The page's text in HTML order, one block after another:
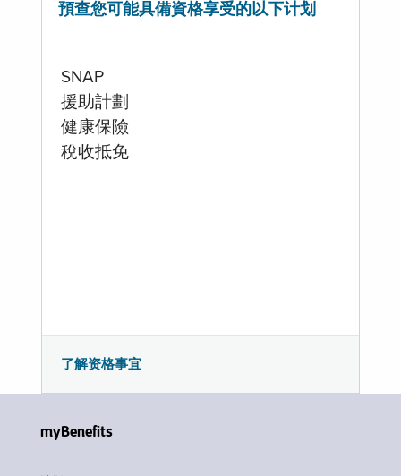
預查您可能具備資格享受的以下计划
SNAP
援助計劃
健康保險
稅收抵免
了解资格事宜
myBenefits